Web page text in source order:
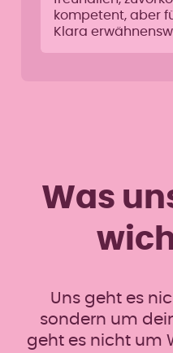
kompetent, aber
Klara
Was
Uns geht es
sondern um
geht es nicht um